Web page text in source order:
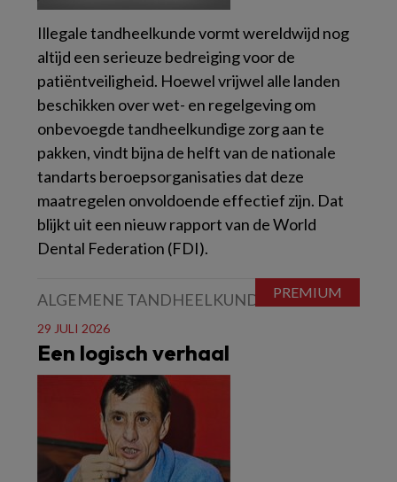
Illegale tandheelkunde vormt wereldwijd nog
altijd een serieuze bedreiging voor de
patiëntveiligheid. Hoewel vrijwel alle landen
beschikken over wet- en regelgeving om
onbevoegde tandheelkundige zorg aan te
pakken, vindt bijna de helft van de nationale
tandarts beroepsorganisaties dat deze
maatregelen onvoldoende effectief zijn. Dat
blijkt uit een nieuw rapport van de World
Dental Federation (FDI).
ALGEMENE TANDHEELKUNDE
29 JULI 2026
Een logisch verhaal